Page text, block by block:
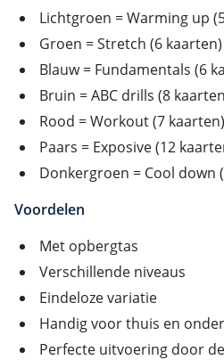
Lichtgroen = Warming up
Groen = Stretch (6 kaarten)
Blauw = Fundamentals (6
Bruin = ABC drills (8
Rood = Workout (7 kaarten)
Paars = Exposive (12
Donkergroen = Cool down
Voordelen
Met opbergtas
Verschillende niveaus
Eindeloze variatie
Handig voor thuis en
Perfecte uitvoering door